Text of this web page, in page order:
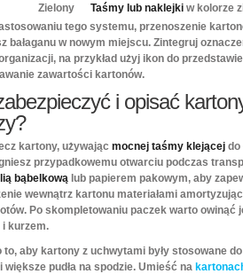
Zielony Taśmy lub naklejki w kolorze
tego systemu, przenoszenie
bałaganu w nowym miejscu. Zintegruj
na przykład użyj ikon do
zawartości kartonów.
i opisać
kartony, używając mocnej taśmy klejącej do
przypadkowemu otwarciu podczas
bąbelkową lub papierem pakowym, aby
wewnątrz kartonu materiałami
Po skompletowaniu paczek warto owinąć
i kurzem.
to, aby kartony z uchwytami były stosowane
większe pudła na spodzie. Umieść na